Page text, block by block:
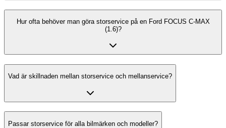
Hur ofta behöver man göra storservice på en Ford FOCUS C-MAX
(1.6)?
Vad är skillnaden mellan storservice och mellanservice?
Passar storservice för alla bilmärken och modeller?